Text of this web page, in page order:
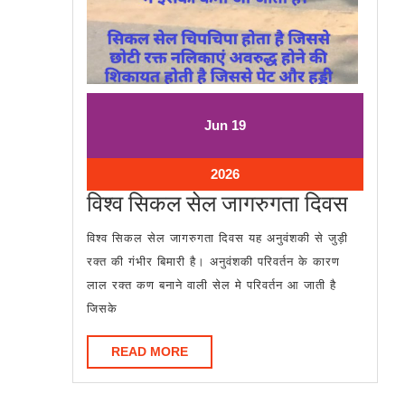
JunJune
19June
2026June
19,
2026
विश्व सिकल सेल जागरुगता दिवसविश्व
विश्व सिकल सेल जागरुगता दिवस यह अनुवंशकी से जुड़ी
रक्त की गंभीर बिमारी है। अनुवंशकी परिवर्तन के कारण
लाल रक्त कण बनाने वाली सेल मे परिवर्तन आ जाती है
जिसके
READ MOREREAD
MORE